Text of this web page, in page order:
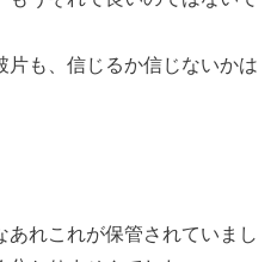
片も、信じるか信じないかは
れこれが保管されていまし